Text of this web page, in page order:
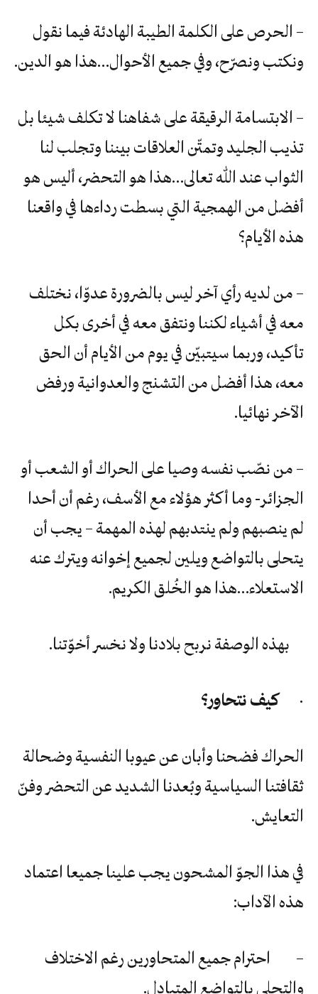
– الحرص على الكلمة الطيبة الهادئة فيما نقول
ونكتب ونصرّح، وفي جميع الأحوال…هذا هو الدين.
– الابتسامة الرقيقة على شفاهنا لا تكلف شيئا بل
تذيب الجليد وتمتّن العلاقات بيننا وتجلب لنا
الثواب عند الله تعالى…هذا هو التحضر، أليس هو
أفضل من الهمجية التي بسطت رداءها في واقعنا
هذه الأيام؟
– من لديه رأي آخر ليس بالضرورة عدوّا، نختلف
معه في أشياء لكننا ونتفق معه في أخرى بكل
تأكيد، وربما سيتبيّن في يوم من الأيام أن الحق
معه، هذا أفضل من التشنج والعدوانية ورفض
الآخر نهائيا.
– من نصّب نفسه وصيا على الحراك أو الشعب أو
الجزائر- وما أكثر هؤلاء مع الأسف، رغم أن أحدا
لم ينصبهم ولم ينتدبهم لهذه المهمة – يجب أن
يتحلى بالتواضع ويلين لجميع إخوانه ويترك عنه
الاستعلاء…هذا هو الخُلق الكريم.
بهذه الوصفة نربح بلادنا ولا نخسر أخوّتنا.
·كيف نتحاور؟
الحراك فضحنا وأبان عن عيوبا النفسية وضحالة
ثقافتنا السياسية وبُعدنا الشديد عن التحضر وفنّ
التعايش.
في هذا الجوّ المشحون يجب علينا جميعا اعتماد
هذه الآداب:
– احترام جميع المتحاورين رغم الاختلاف
والتحلي بالتواضع المتبادل.